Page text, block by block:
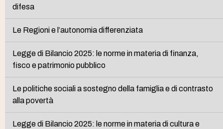
difesa
Le Regioni e l’autonomia differenziata
Legge di Bilancio 2025: le norme in materia di finanza,
fisco e patrimonio pubblico
Le politiche sociali a sostegno della famiglia e di contrasto
alla povertà
Legge di Bilancio 2025: le norme in materia di cultura e